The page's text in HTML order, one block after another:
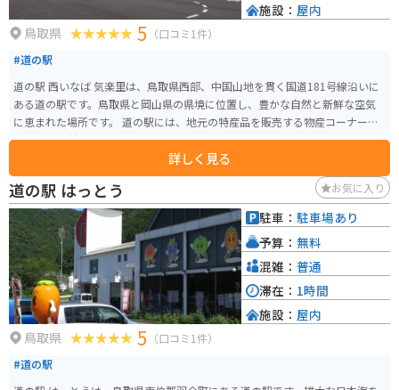
鳥取県 5 （口コミ1件）
#道の駅
道の駅 西いなば 気楽里は、鳥取県西部、中国山地を貫く国道181号線沿いに
ある道の駅です。鳥取県と岡山県の県境に位置し、豊かな自然と新鮮な空気
に恵まれた場所です。 道の駅には、地元の特産品を販売する物産コーナー
や、地元食材を使った料理が楽しめるレストランがあります。物産コーナー
では、鳥取県産の新鮮な野菜や果物、地元産の猪肉や鹿肉を使ったジビエ料
理、西いなばの特産品である「豆腐ちくわ」などが人気です。レストランで
は、鳥取県産の食材を使った定食や麺類、丼物などが味わえます。 また、道
の駅 西いなば 気楽里は、バイクツーリングの拠点としても人気があります。
道の駅には、バイクスタンドや休憩スペースが完備されているほか、周辺に
は、中国山地のワインディングロードや、絶景スポットがたくさんありま
す。ツーリングの休憩に、ぜひお立ち寄りください。 周辺には、鳥取県の名
峰・大山や、日本最大級の花崗岩ドームとして知られる「鬼の舌震」などの
観光スポットがあります。道の駅で情報収集をしてから、観光に出かけるの
もおすすめです。
詳しく見る
施設： 屋内
道の駅 はっとう お気に入り
鳥取県 5 （口コミ1件）
#道の駅
駐車： 駐車場あり
予算： 無料
混雑： 普通
滞在： 1時間
施設： 屋内